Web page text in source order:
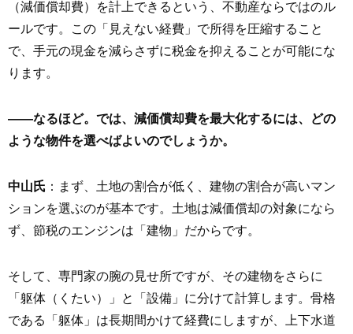
（減価償却費）を計上できるという、不動産ならではのル
ールです。この「見えない経費」で所得を圧縮すること
で、手元の現金を減らさずに税金を抑えることが可能にな
ります。
――なるほど。では、減価償却費を最大化するには、どの
ような物件を選べばよいのでしょうか。
中山氏 ：まず、土地の割合が低く、建物の割合が高いマン
ションを選ぶのが基本です。土地は減価償却の対象になら
ず、節税のエンジンは「建物」だからです。
そして、専門家の腕の見せ所ですが、その建物をさらに
「躯体（くたい）」と「設備」に分けて計算します。骨格
である「躯体」は長期間かけて経費にしますが、上下水道